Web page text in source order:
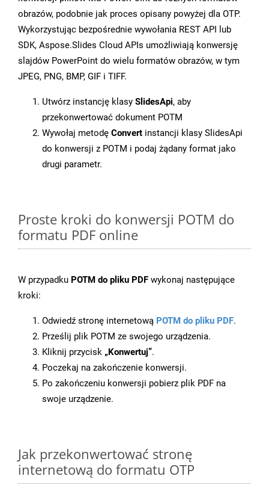
obrazów, podobnie jak proces opisany powyżej dla OTP.
Wykorzystując bezpośrednie wywołania REST API lub
SDK, Aspose.Slides Cloud APIs umożliwiają konwersję
slajdów PowerPoint do wielu formatów obrazów, w tym
JPEG, PNG, BMP, GIF i TIFF.
Utwórz instancję klasy SlidesApi, aby
przekonwertować dokument POTM
Wywołaj metodę Convert instancji klasy SlidesApi
do konwersji z POTM i podaj żądany format jako
drugi parametr.
Proste kroki do konwersji POTM do
formatu PDF online
W przypadku POTM do pliku PDF wykonaj następujące
kroki:
Odwiedź stronę internetową POTM do pliku PDF.
Prześlij plik POTM ze swojego urządzenia.
Kliknij przycisk „Konwertuj”.
Poczekaj na zakończenie konwersji.
Po zakończeniu konwersji pobierz plik PDF na
swoje urządzenie.
Jak przekonwertować stronę
internetową do formatu OTP